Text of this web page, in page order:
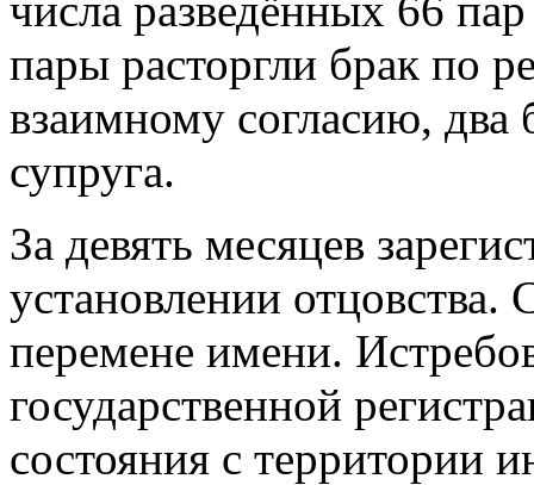
пары расторгли брак по
взаимному согласию, два
супруга.
За девять месяцев
установлении отцовства.
перемене имени.
государственной
состояния с территории